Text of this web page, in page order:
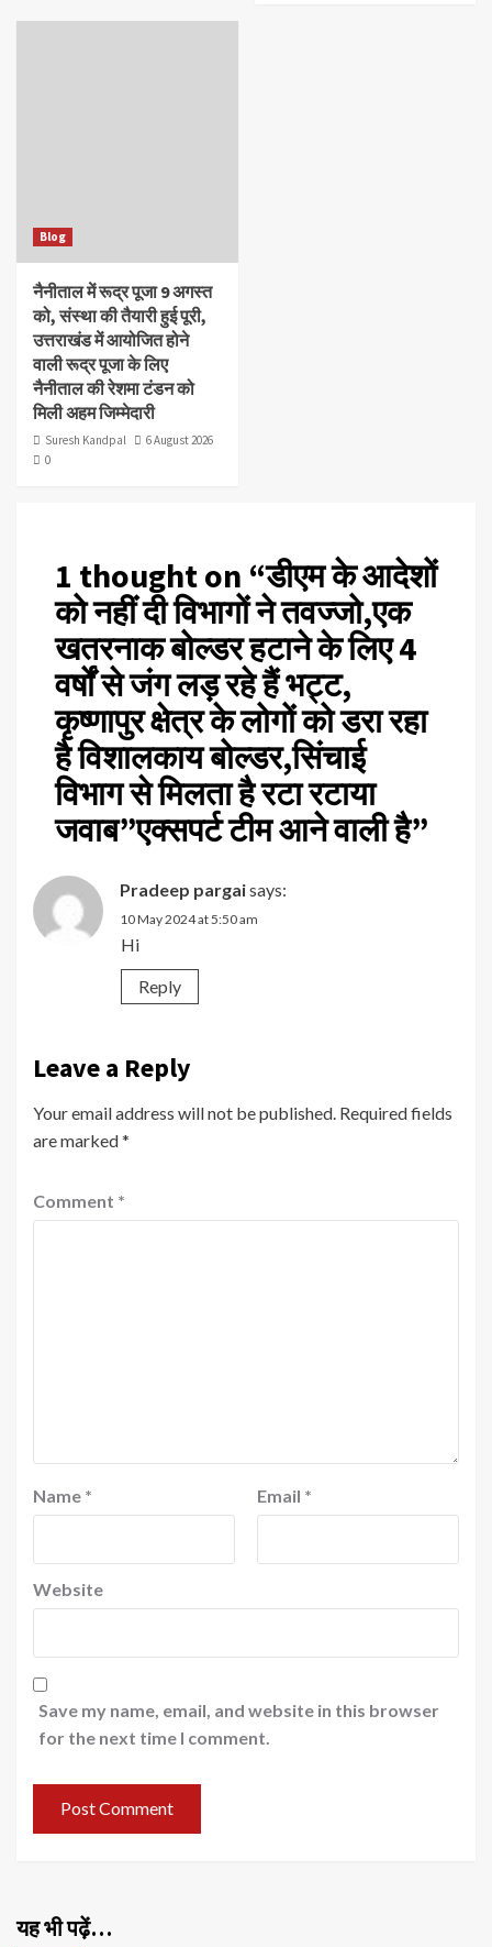
Blog
नैनीताल में रूद्र पूजा 9 अगस्त
को, संस्था की तैयारी हुई पूरी,
उत्तराखंड में आयोजित होने
वाली रूद्र पूजा के लिए
नैनीताल की रेशमा टंडन को
मिली अहम जिम्मेदारी
Suresh Kandpal
6 August 2026
0
1 thought on “डीएम के आदेशों
को नहीं दी विभागों ने तवज्जो,एक
खतरनाक बोल्डर हटाने के लिए 4
वर्षों से जंग लड़ रहे हैं भट्ट,
कृष्णापुर क्षेत्र के लोगों को डरा रहा
है विशालकाय बोल्डर,सिंचाई
विभाग से मिलता है रटा रटाया
जवाब”एक्सपर्ट टीम आने वाली है”
Pradeep pargaisays:
10 May 2024 at 5:50 am
Hi
Reply
Leave a Reply
Your email address will not be published. Required fields
are marked*
Comment *
Name * Email *
Website
Save my name, email, and website in this browser
for the next time I comment.
यह भी पढ़ें…